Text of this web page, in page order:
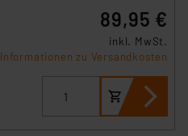
89,95 €
inkl. MwSt.
Informationen zu Versandkosten